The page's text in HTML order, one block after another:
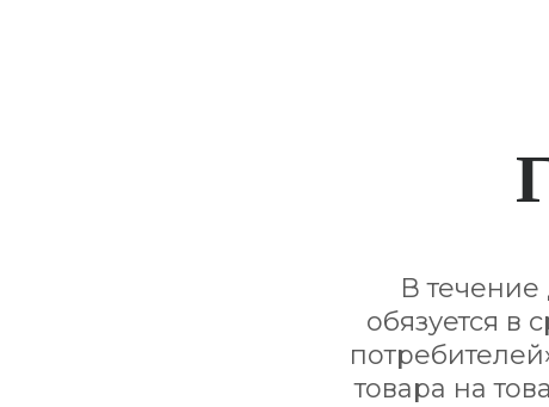
В течение
обязуется в
товара на